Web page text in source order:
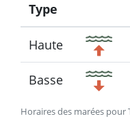
Horaires des marées pour
Type
Icon
Haute
Basse